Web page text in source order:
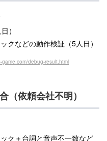
）
クなどの動作検証（5人日）
game.com/debug-result.html
（依頼会社不明）
ク＋台詞と音声不一致など